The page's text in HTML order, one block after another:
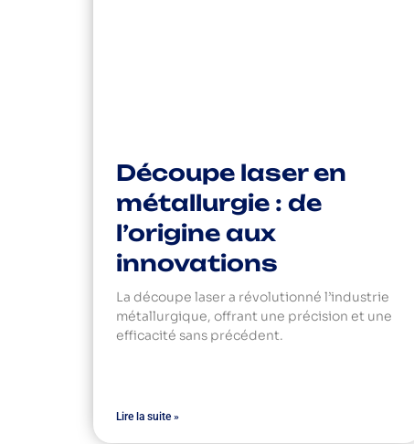
Découpe laser en
métallurgie : de
l’origine aux
innovations
La découpe laser a révolutionné l’industrie
métallurgique, offrant une précision et une
efficacité sans précédent.
Lire la suite »